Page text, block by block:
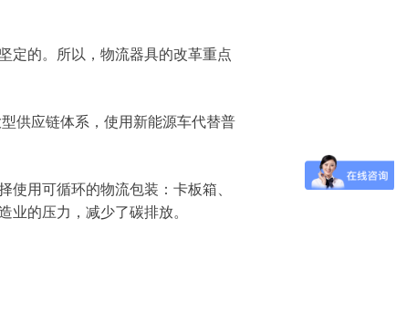
定的。所以，物流器具的改革重点
供应链体系，使用新能源车代替普
用可循环的物流包装：卡板箱、
业的压力，减少了碳排放。